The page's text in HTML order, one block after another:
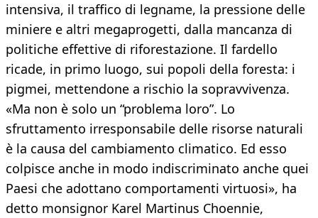
intensiva, il traffico di legname, la pressione delle
miniere e altri megaprogetti, dalla mancanza di
politiche effettive di riforestazione. Il fardello
ricade, in primo luogo, sui popoli della foresta: i
pigmei, mettendone a rischio la sopravvivenza.
«Ma non è solo un “problema loro”. Lo
sfruttamento irresponsabile delle risorse naturali
è la causa del cambiamento climatico. Ed esso
colpisce anche in modo indiscriminato anche quei
Paesi che adottano comportamenti virtuosi», ha
detto monsignor Karel Martinus Choennie,